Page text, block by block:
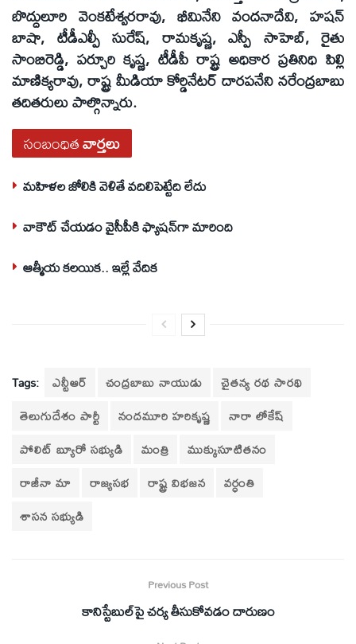
బొద్దులూరి వెంకటేశ్వరరావు, భీమినేని వందనాదేవి, హషన్‌
బాషా, టీడీఎల్పీ సురేష్‌, రామకృష్ణ, ఎస్పీ సాహెబ్‌, రైతు
సాంబిరెడ్డి, పర్చూరి కృష్ణ, టీడీపీ రాష్ట్ర అధికార ప్రతినిధి పిల్లి
మాణిక్యరావు, రాష్ట్ర మీడియా కోర్డినేటర్‌ దారపనేని నరేంద్రబాబు
తదితరులు పాల్గొన్నారు.
సంబంధితవార్తలు
మహిళల జోలికి వెళితే వదిలిపెట్టేది లేదు
వాకౌట్ చేయడం వైసీపీకి ఫ్యాషన్‌గా మారింది
ఆత్మీయ కలయిక.. ఇల్లే వేదిక
Tags: ఎన్టీఆర్ చంద్రబాబు నాయుడు
చైతన్య రథ సారథి
తెలుగుదేశం పార్టీ
నందమూరి హరికృష్ణ
నారా లోకేష్
పోలిట్‌ బ్యూరో సభ్యుడి
మంత్రి
ముక్కుసూటితనం
రాజీనా మా
రాజ్యసభ రాష్ట్ర విభజన
వర్ధంతి
శాసన సభ్యుడి
Previous Post
కానిస్టేబుల్‌పై చర్య తీసుకోవడం దారుణం